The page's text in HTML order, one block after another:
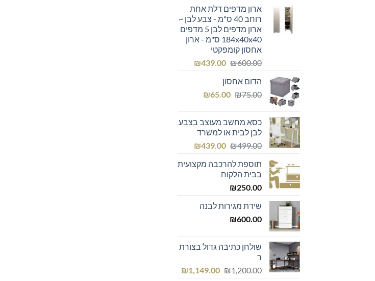
₪800.00.
₪759.00.ארון מדפים דלת אחת
רוחב 40 ס"מ - צבע לבן ~
ארון מדפים לבן 5 מדפים
184x40x40 ס"מ - ארון
אחסון קומפקטי
₪600.00
המחיר
היה:
₪600.00.
₪439.00
המחיר
הדום אחסון
₪75.00
המחיר
₪75.00.
₪65.00
המחיר
₪65.00.
כסא מחשב מעוצב בצבע
לבן לבית או למשרד
₪499.00
המחיר
היה:
₪499.00.
₪439.00
המחיר
הוא:
תוספת להרכבה מקצועית
בבית הלקוח
₪250.00
שידת מגירות לבנה
₪600.00
שולחן כתיבה גדול בצורת
ר
₪1,200.00
המחיר
₪1,149.00
המחיר